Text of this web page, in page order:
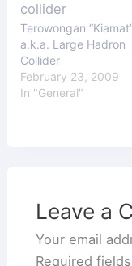
Terowongan
a.k.a. Large Hadron
Collider
February 23, 2009
In "General"
Leave a
Your email
Required